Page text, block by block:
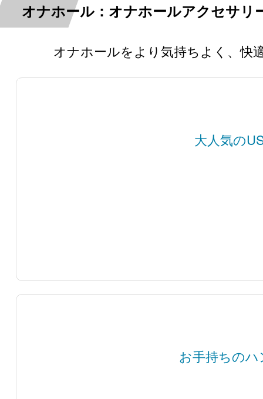
オナホール：オナホールアクセサリ
オナホールをより気持ちよく、快
大人気の
お手持ちの